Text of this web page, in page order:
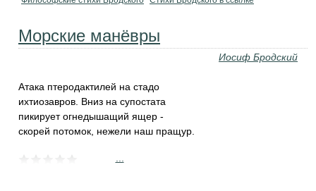
Морские манёвры
Иосиф Бродский
Атака птеродактилей на стадо
ихтиозавров. Вниз на супостата
пикирует огнедышащий ящер -
скорей потомок, нежели наш пращур.